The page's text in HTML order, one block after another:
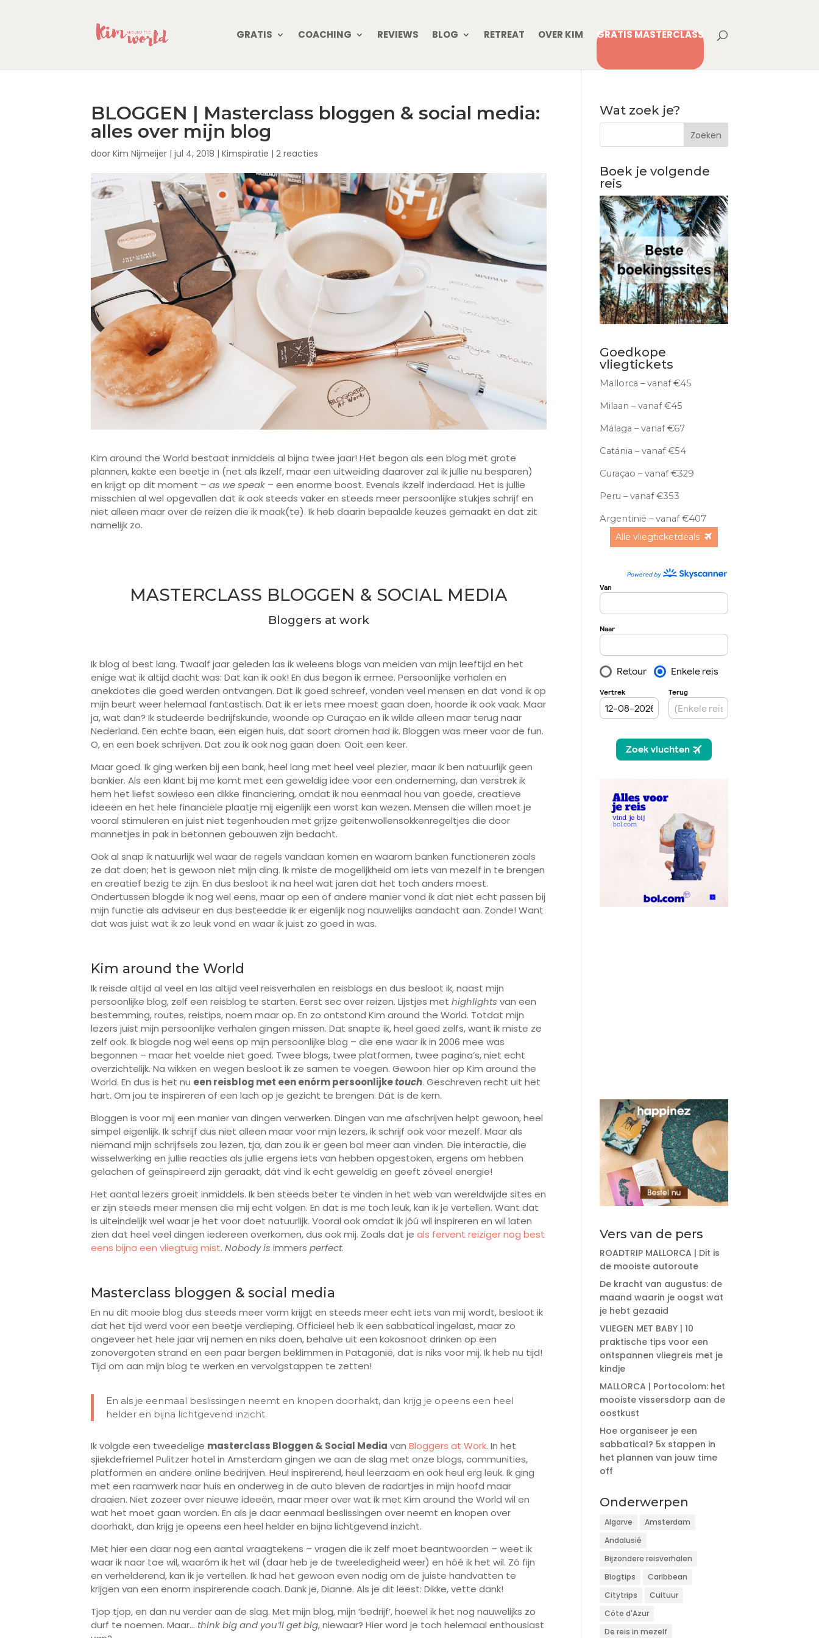
GRATIS COACHING REVIEWS BLOG RETREAT OVER KIM GRATIS MASTERCLASS
BLOGGEN | Masterclass bloggen & social media:
alles over mijn blog
door Kim Nijmeijer | jul 4, 2018 | Kimspiratie | 2 reacties
Kim around the World bestaat inmiddels al bijna twee jaar! Het begon als een blog met grote
plannen, kakte een beetje in (net als ikzelf, maar een uitweiding daarover zal ik jullie nu besparen)
en krijgt op dit moment – as we speak – een enorme boost. Evenals ikzelf inderdaad. Het is jullie
misschien al wel opgevallen dat ik ook steeds vaker en steeds meer persoonlijke stukjes schrijf en
niet alleen maar over de reizen die ik maak(te). Ik heb daarin bepaalde keuzes gemaakt en dat zit
namelijk zo.
MASTERCLASS BLOGGEN & SOCIAL MEDIA
Bloggers at work
Ik blog al best lang. Twaalf jaar geleden las ik weleens blogs van meiden van mijn leeftijd en het
enige wat ik altijd dacht was: Dat kan ik ook! En dus begon ik ermee. Persoonlijke verhalen en
anekdotes die goed werden ontvangen. Dat ik goed schreef, vonden veel mensen en dat vond ik op
mijn beurt weer helemaal fantastisch. Dat ik er iets mee moest gaan doen, hoorde ik ook vaak. Maar
ja, wat dan? Ik studeerde bedrijfskunde, woonde op Curaçao en ik wilde alleen maar terug naar
Nederland. Een echte baan, een eigen huis, dat soort dromen had ik. Bloggen was meer voor de fun.
O, en een boek schrijven. Dat zou ik ook nog gaan doen. Ooit een keer.
Maar goed. Ik ging werken bij een bank, heel lang met heel veel plezier, maar ik ben natuurlijk geen
bankier. Als een klant bij me komt met een geweldig idee voor een onderneming, dan verstrek ik
hem het liefst sowieso een dikke financiering, omdat ik nou eenmaal hou van goede, creatieve
ideeën en het hele financiële plaatje mij eigenlijk een worst kan wezen. Mensen die wíllen moet je
vooral stimuleren en juist niet tegenhouden met grijze geitenwollensokkenregeltjes die door
mannetjes in pak in betonnen gebouwen zijn bedacht.
Ook al snap ik natuurlijk wel waar de regels vandaan komen en waarom banken functioneren zoals
ze dat doen; het is gewoon niet mijn ding. Ik miste de mogelijkheid om iets van mezelf in te brengen
en creatief bezig te zijn. En dus besloot ik na heel wat jaren dat het toch anders moest.
Ondertussen blogde ik nog wel eens, maar op een of andere manier vond ik dat niet echt passen bij
mijn functie als adviseur en dus besteedde ik er eigenlijk nog nauwelijks aandacht aan. Zonde! Want
dat was juist wat ik zo leuk vond en waar ik juist zo goed in was.
Kim around the World
Ik reisde altijd al veel en las altijd veel reisverhalen en reisblogs en dus besloot ik, naast mijn
persoonlijke blog, zelf een reisblog te starten. Eerst sec over reizen. Lijstjes met highlights van een
bestemming, routes, reistips, noem maar op. En zo ontstond Kim around the World. Totdat mijn
lezers juist mijn persoonlijke verhalen gingen missen. Dat snapte ik, heel goed zelfs, want ik miste ze
zelf ook. Ik blogde nog wel eens op mijn persoonlijke blog – die ene waar ik in 2006 mee was
begonnen – maar het voelde niet goed. Twee blogs, twee platformen, twee pagina’s, niet echt
overzichtelijk. Na wikken en wegen besloot ik ze samen te voegen. Gewoon hier op Kim around the
World. En dus is het nu een reisblog met een enórm persoonlijketouch. Geschreven recht uit het
hart. Om jou te inspireren of een lach op je gezicht te brengen. Dát is de kern.
Bloggen is voor mij een manier van dingen verwerken. Dingen van me afschrijven helpt gewoon, heel
simpel eigenlijk. Ik schrijf dus niet alleen maar voor mijn lezers, ik schrijf ook voor mezelf. Maar als
niemand mijn schrijfsels zou lezen, tja, dan zou ik er geen bal meer aan vinden. Die interactie, die
wisselwerking en jullie reacties als jullie ergens iets van hebben opgestoken, ergens om hebben
gelachen of geïnspireerd zijn geraakt, dát vind ik echt geweldig en geeft zóveel energie!
Het aantal lezers groeit inmiddels. Ik ben steeds beter te vinden in het web van wereldwijde sites en
er zijn steeds meer mensen die mij echt volgen. En dat is me toch leuk, kan ik je vertellen. Want dat
is uiteindelijk wel waar je het voor doet natuurlijk. Vooral ook omdat ik jóú wil inspireren en wil laten
zien dat heel veel dingen iedereen overkomen, dus ook mij. Zoals dat je als fervent reiziger nog best
eens bijna een vliegtuig mist. Nobody is immers perfect.
Masterclass bloggen & social media
En nu dit mooie blog dus steeds meer vorm krijgt en steeds meer echt iets van mij wordt, besloot ik
dat het tijd werd voor een beetje verdieping. Officieel heb ik een sabbatical ingelast, maar zo
ongeveer het hele jaar vrij nemen en niks doen, behalve uit een kokosnoot drinken op een
zonovergoten strand en een paar bergen beklimmen in Patagonië, dat is niks voor mij. Ik heb nu tijd!
Tijd om aan mijn blog te werken en vervolgstappen te zetten!
En als je eenmaal beslissingen neemt en knopen doorhakt, dan krijg je opeens een heel
helder en bijna lichtgevend inzicht.
Ik volgde een tweedelige masterclass Bloggen & Social Media van Bloggers at Work. In het
sjiekdefriemel Pulitzer hotel in Amsterdam gingen we aan de slag met onze blogs, communities,
platformen en andere online bedrijven. Heul inspirerend, heul leerzaam en ook heul erg leuk. Ik ging
met een raamwerk naar huis en onderweg in de auto bleven de radartjes in mijn hoofd maar
draaien. Niet zozeer over nieuwe ideeën, maar meer over wat ik met Kim around the World wil en
wat het moet gaan worden. En als je daar eenmaal beslissingen over neemt en knopen over
doorhakt, dan krijg je opeens een heel helder en bijna lichtgevend inzicht.
Met hier een daar nog een aantal vraagtekens – vragen die ik zelf moet beantwoorden – weet ik
waar ik naar toe wil, waaróm ik het wil (daar heb je de tweeledigheid weer) en hóé ik het wil. Zó fijn
en verhelderend, kan ik je vertellen. Ik had het gewoon even nodig om de juiste handvatten te
krijgen van een enorm inspirerende coach. Dank je, Dianne. Als je dit leest: Dikke, vette dank!
Tjop tjop, en dan nu verder aan de slag. Met mijn blog, mijn ‘bedrijf’, hoewel ik het nog nauwelijks zo
durf te noemen. Maar… think big and you’ll get big, niewaar? Hier word je toch helemaal enthousiast
Wat zoek je?
Boek je volgende
reis
Goedkope
vliegtickets
Mallorca – vanaf €45
Milaan – vanaf €45
Málaga – vanaf €67
Catánia – vanaf €54
Curaçao – vanaf €329
Peru – vanaf €353
Argentinië – vanaf €407
Alle vliegticketdeals
Vers van de pers
ROADTRIP MALLORCA | Dit is
de mooiste autoroute
De kracht van augustus: de
maand waarin je oogst wat
je hebt gezaaid
VLIEGEN MET BABY | 10
praktische tips voor een
ontspannen vliegreis met je
kindje
MALLORCA | Portocolom: het
mooiste vissersdorp aan de
oostkust
Hoe organiseer je een
sabbatical? 5x stappen in
het plannen van jouw time
off
Onderwerpen
Algarve
Amsterdam
Andalusië
Bijzondere reisverhalen
Blogtips
Caribbean
Citytrips
Cultuur
Côte d'Azur
De reis in mezelf